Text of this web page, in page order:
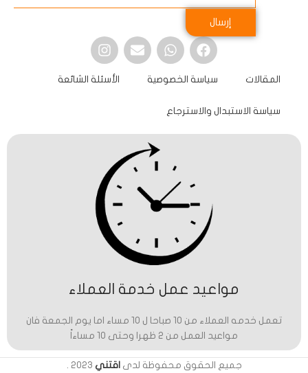
إرسال
المقالات سياسة الخصوصية الأسئلة الشائعة
سياسة الاستبدال والاسترجاع
مواعيد عمل خدمة العملاء
تعمل خدمه العملاء من 10 صباحا ل 10 مساء اما يوم الجمعة فان
مواعيد العمل من 2 ظهرا وحتى 10 مساءاً
جميع الحقوق محفوظة لدى اقتني 2023
.